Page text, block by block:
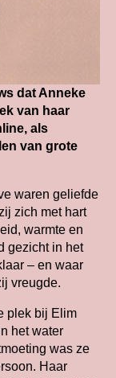
dat Anneke
van haar
als
van grote
waren geliefde
zich met hart
warmte en
gezicht in het
– en waar
vreugde.
plek bij Elim
het water
was ze
Haar